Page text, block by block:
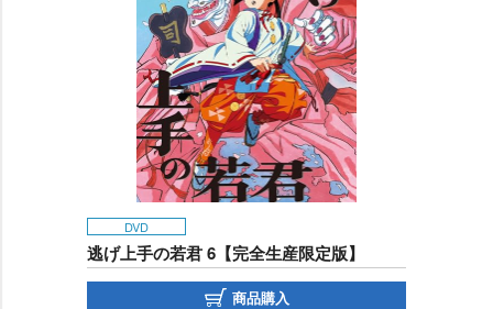
DVD
逃げ上手の若君 6【完全生産限定版】
商品購入